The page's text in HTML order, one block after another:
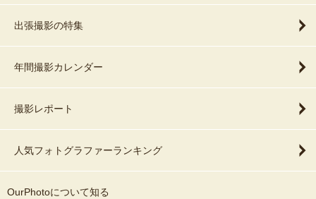
出張撮影の特集
年間撮影カレンダー
撮影レポート
人気フォトグラファーランキング
OurPhotoについて知る